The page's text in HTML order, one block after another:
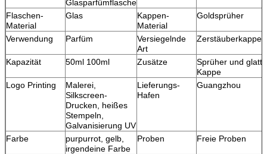
Glasparfümflasche
Flaschen-
Material
Glas
Kappen-
Material
Goldsprüher
Verwendung Parfüm
Versiegelnde
Art
Zerstäuberkappe
Kapazität 50ml 100ml Zusätze
Sprüher und glatte
Kappe
Logo Printing
Malerei,
Silkscreen-
Drucken, heißes
Stempeln,
Galvanisierung UV
Lieferungs-
Hafen
Guangzhou
Farbe
purpurrot, gelb,
irgendeine Farbe
Proben Freie Proben